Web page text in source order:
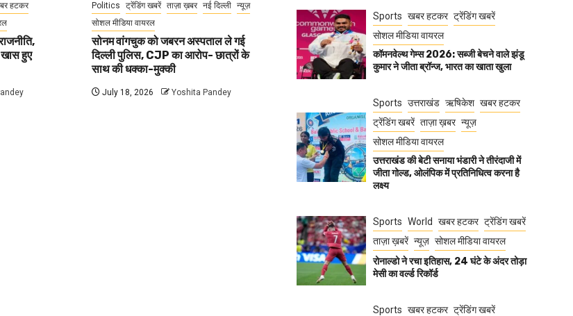
हटकर
खास हुए
Politics ट्रेंडिंग खबरें ताज़ा ख़बर नई दिल्ली न्यूज़
सोशल मीडिया वायरल
सोनम वांगचुक को जबरन अस्पताल ले गई
दिल्ली पुलिस, CJP का आरोप- छात्रों के
साथ की धक्का-मुक्की
July 18, 2026 Yoshita Pandey
Sports खबर हटकर ट्रेंडिंग खबरें
सोशल मीडिया वायरल
कॉमनवेल्थ गेम्स 2026: सब्जी बेचने वाले झंडू
कुमार ने जीता ब्रॉन्ज, भारत का खाता खुला
Sports उत्तराखंड ऋषिकेश खबर हटकर
ट्रेंडिंग खबरें ताज़ा ख़बर न्यूज़
सोशल मीडिया वायरल
उत्तराखंड की बेटी सनाया भंडारी ने तीरंदाजी में
जीता गोल्ड, ओलंपिक में प्रतिनिधित्व करना है
लक्ष्य
Sports World खबर हटकर ट्रेंडिंग खबरें
ताज़ा ख़बरें न्यूज़ सोशल मीडिया वायरल
रोनाल्डो ने रचा इतिहास, 24 घंटे के अंदर तोड़ा
मेसी का वर्ल्ड रिकॉर्ड
Sports खबर हटकर ट्रेंडिंग खबरें